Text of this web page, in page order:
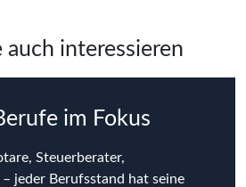
auch interessieren
im Fokus
Steuerberater,
jeder Berufsstand hat seine